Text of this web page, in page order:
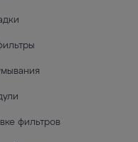
фильтров